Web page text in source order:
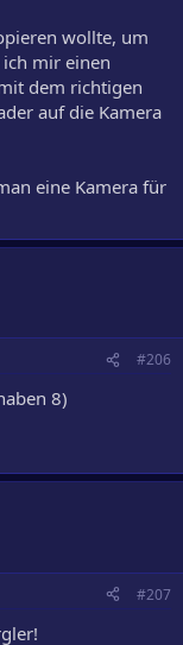
wollte, um
ich mir einen
dem richtigen
auf die Kamera
eine Kamera für
#206
8)
#207